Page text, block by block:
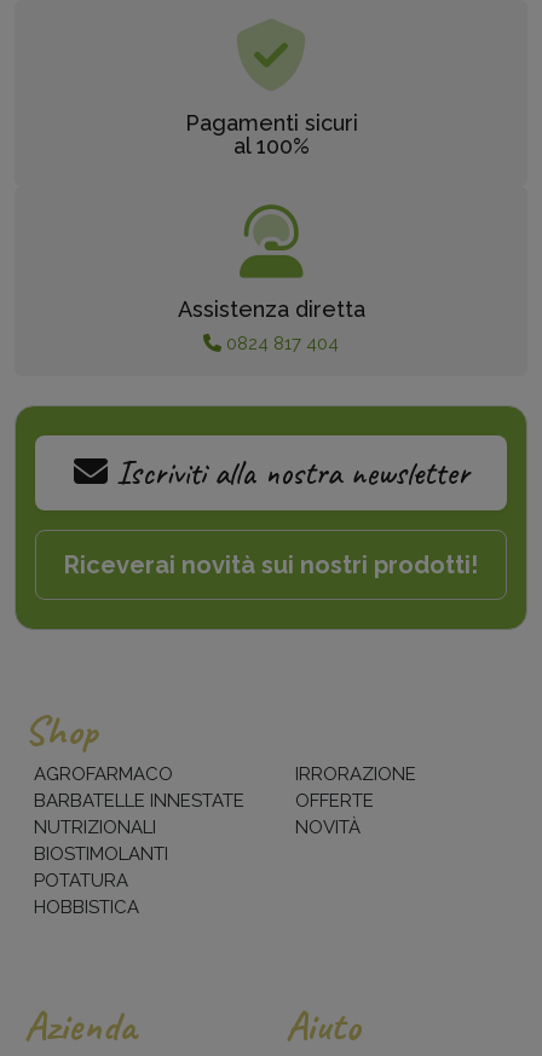
Pagamenti sicuri
al 100%
Assistenza diretta
0824 817 404
Iscriviti alla nostra newsletter
Riceverai novità sui nostri prodotti!
Shop
AGROFARMACO
BARBATELLE INNESTATE
NUTRIZIONALI
BIOSTIMOLANTI
POTATURA
HOBBISTICA
IRRORAZIONE
OFFERTE
NOVITÀ
Azienda Aiuto